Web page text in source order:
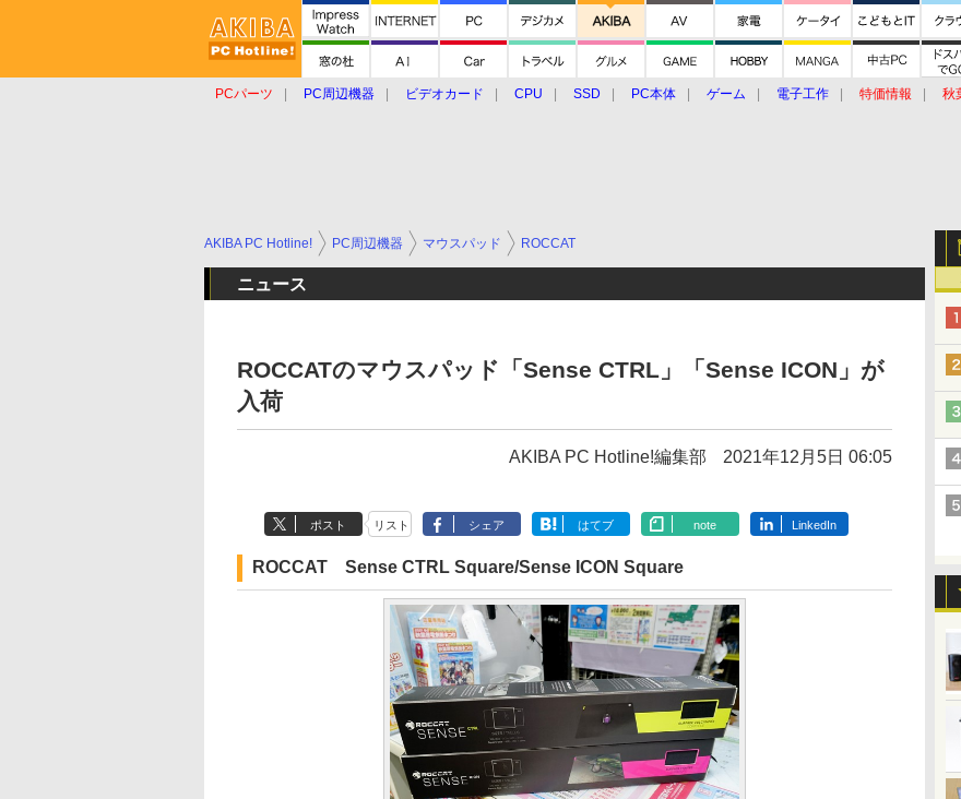
PCパーツ PC周辺機器 ビデオカード CPU SSD PC本体 ゲーム 電子工作 特価情報 秋
AKIBA PC Hotline! PC周辺機器 マウスパッド ROCCAT
ニュース
ROCCATのマウスパッド「Sense CTRL」「Sense ICON」が
入荷
AKIBA PC Hotline!編集部 2021年12月5日 06:05
ポスト リスト シェア はてブ note LinkedIn
ROCCAT Sense CTRL Square/Sense ICON Square